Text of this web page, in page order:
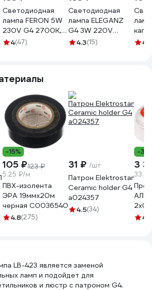
Светодиодная
лампа FERON 5W
230V G4 2700K,
LB-432 25860
4(47)
Светодиодная
лампа ELEGANZ
G4 3W 220V
тёплая 3000К 1шт
4.3(15) 4.3
-15%
105 ₽123 ₽
5.25 ₽/м
ПВХ-изолента
ЭРА 19ммх20м
черная C0036540
4.8(275)
31 ₽ /шт
Патрон Elektrostandard
Ceramic holder G4
a024357
4.5(34)
-3%
3
1004.8
LB-423 является заменой
ламп и подойдет для
и люстр с патроном G4.